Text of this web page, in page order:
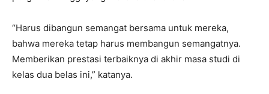
“Harus dibangun semangat bersama untuk mereka,
bahwa mereka tetap harus membangun semangatnya.
Memberikan prestasi terbaiknya di akhir masa studi di
kelas dua belas ini,” katanya.